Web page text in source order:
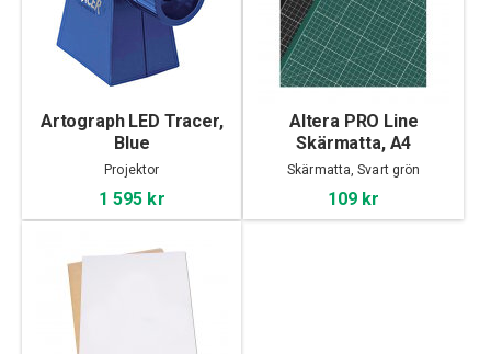
Artograph LED Tracer,
Blue
Projektor
1 595 kr
Altera PRO Line
Skärmatta, A4
Skärmatta, Svart grön
109 kr